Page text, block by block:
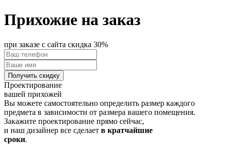
Прихожие на заказ
при заказе с сайта скидка 30%
Проектирование
вашей прихожей
Вы можете самостоятельно определить размер каждого
предмета в зависимости от размера вашего помещения.
Закажите проектирование прямо сейчас,
и наш дизайнер все сделает в кратчайшие
сроки.